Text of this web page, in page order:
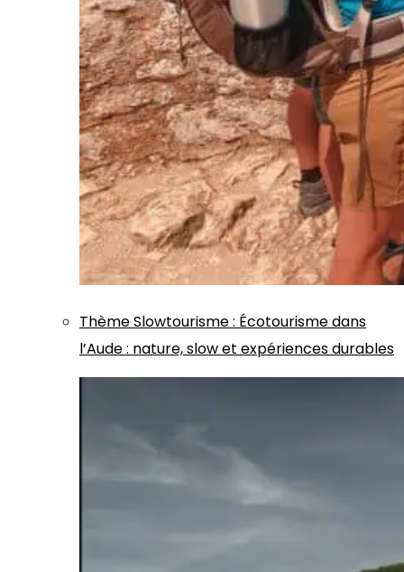
ThèmeSlowtourisme: Écotourisme dans
l’Aude : nature, slow et expériences durables